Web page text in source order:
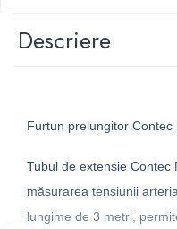
Prefiltre lavoare
Cabluri conectare electrozi
Electrozi neutri
Descriere
Furtun prelungitor Contec
Tubul de extensie Contec
măsurarea tensiunii
lungime de 3 metri,